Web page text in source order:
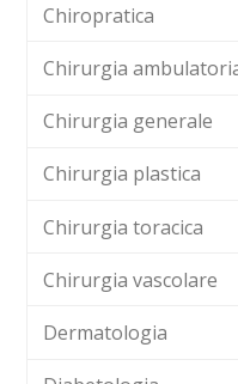
Chiropratica
Chirurgia
Chirurgia generale
Chirurgia plastica
Chirurgia toracica
Chirurgia vascolare
Dermatologia